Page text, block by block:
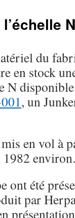
N
du
en stock
N
, un
en vol à
environ.
ont été
par